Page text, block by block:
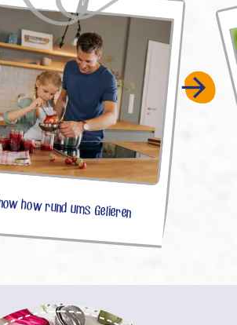
how rund ums Gelieren